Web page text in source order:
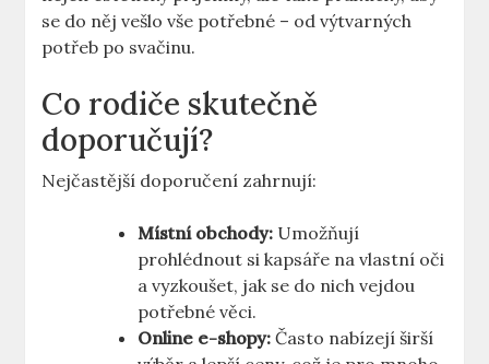
se do něj vešlo vše potřebné – od výtvarných
potřeb po svačinu.
Co rodiče skutečně
doporučují?
Nejčastější doporučení zahrnují:
Místní obchody: Umožňují
prohlédnout si kapsáře na vlastní oči
a vyzkoušet, jak se do nich vejdou
potřebné věci.
Online e-shopy: Často nabízejí širší